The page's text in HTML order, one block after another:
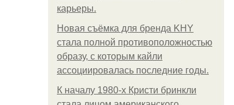
карьеры.
Новая съёмка для бренда KHY
стала полной противоположностью
образу, с которым кайли
ассоциировалась последние годы.
К началу 1980-х Кристи бринкли